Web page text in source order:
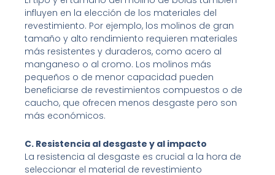
influyen en la elección de los materiales del
revestimiento. Por ejemplo, los molinos de gran
tamaño y alto rendimiento requieren materiales
más resistentes y duraderos, como acero al
manganeso o al cromo. Los molinos más
pequeños o de menor capacidad pueden
beneficiarse de revestimientos compuestos o de
caucho, que ofrecen menos desgaste pero son
más económicos.
C. Resistencia al desgaste y al impacto
La resistencia al desgaste es crucial a la hora de
seleccionar el material de revestimiento